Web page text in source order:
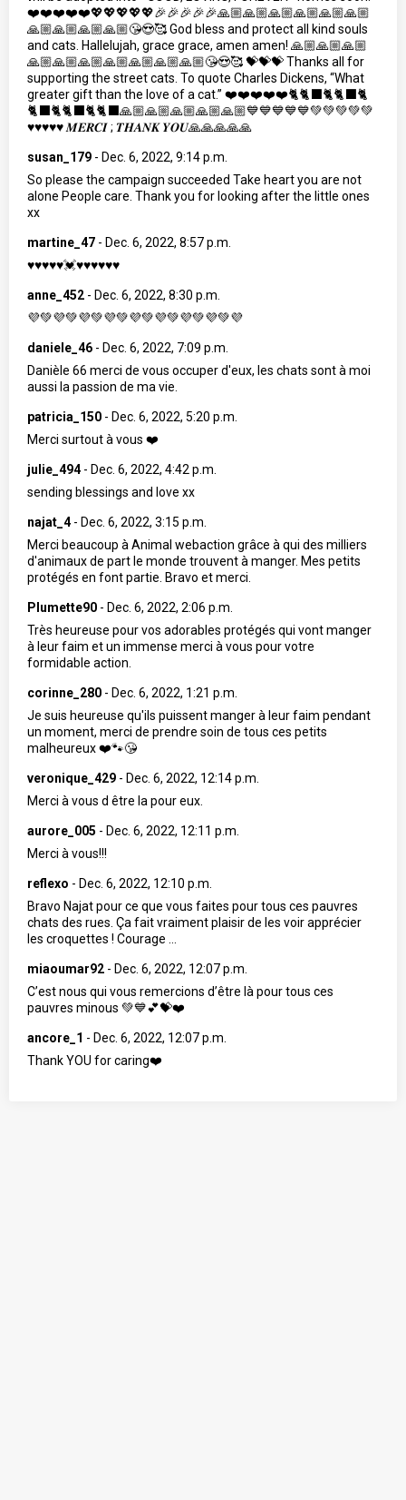
❤️❤️❤️❤️❤️💖💖💖💖💖🎉🎉🎉🎉🎉🙏🏼🙏🏼🙏🏼🙏🏼🙏🏼🙏🏼
🙏🏼🙏🏼🙏🏼🙏🏼😘😍🥰 God bless and protect all kind souls
and cats. Hallelujah, grace grace, amen amen! 🙏🏼🙏🏼🙏🏼
🙏🏼🙏🏼🙏🏼🙏🏼🙏🏼🙏🏼🙏🏼😘😍🥰 💝💝💝 Thanks all for
supporting the street cats. To quote Charles Dickens, “What
greater gift than the love of a cat.” ❤️❤️❤️❤️❤️🐈🐈‍⬛🐈🐈‍⬛🐈
🐈‍⬛🐈🐈‍⬛🐈🐈‍⬛🙏🏼🙏🏼🙏🏼🙏🏼🙏🏼💙💙💙💙💙💚💚💚💚💚
♥️♥️♥️♥️♥️ 𝑴𝑬𝑹𝑪𝑰 ; 𝑻𝑯𝑨𝑵𝑲 𝒀𝑶𝑼🙏🙏🙏🙏🙏
susan_179 - Dec. 6, 2022, 9:14 p.m.
So please the campaign succeeded Take heart you are not
alone People care. Thank you for looking after the little ones
xx
martine_47 - Dec. 6, 2022, 8:57 p.m.
♥️♥️♥️♥️♥️💓♥️♥️♥️♥️♥️♥️
anne_452 - Dec. 6, 2022, 8:30 p.m.
💜💚💜💚💜💚💜💚💜💚💜💚💜💚💜💚💜
daniele_46 - Dec. 6, 2022, 7:09 p.m.
Danièle 66 merci de vous occuper d'eux, les chats sont à moi
aussi la passion de ma vie.
patricia_150 - Dec. 6, 2022, 5:20 p.m.
Merci surtout à vous ❤️
julie_494- Dec. 6, 2022, 4:42 p.m.
sending blessings and love xx
najat_4- Dec. 6, 2022, 3:15 p.m.
Merci beaucoup à Animal webaction grâce à qui des milliers
d'animaux de part le monde trouvent à manger. Mes petits
protégés en font partie. Bravo et merci.
Plumette90 - Dec. 6, 2022, 2:06 p.m.
Très heureuse pour vos adorables protégés qui vont manger
à leur faim et un immense merci à vous pour votre
formidable action.
corinne_280 - Dec. 6, 2022, 1:21 p.m.
Je suis heureuse qu'ils puissent manger à leur faim pendant
un moment, merci de prendre soin de tous ces petits
malheureux ❤️🐾😘
veronique_429 - Dec. 6, 2022, 12:14 p.m.
Merci à vous d être la pour eux.
aurore_005 - Dec. 6, 2022, 12:11 p.m.
Merci à vous!!!
reflexo - Dec. 6, 2022, 12:10 p.m.
Bravo Najat pour ce que vous faites pour tous ces pauvres
chats des rues. Ça fait vraiment plaisir de les voir apprécier
les croquettes ! Courage ...
miaoumar92 - Dec. 6, 2022, 12:07 p.m.
C’est nous qui vous remercions d’être là pour tous ces
pauvres minous 💚💙💕💝❤️
ancore_1 - Dec. 6, 2022, 12:07 p.m.
Thank YOU for caring❤️